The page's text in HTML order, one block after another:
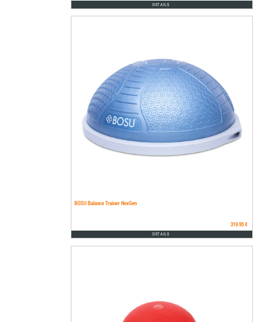
DETAILS
BOSU Balance Trainer NexGen
319.95 €
DETAILS